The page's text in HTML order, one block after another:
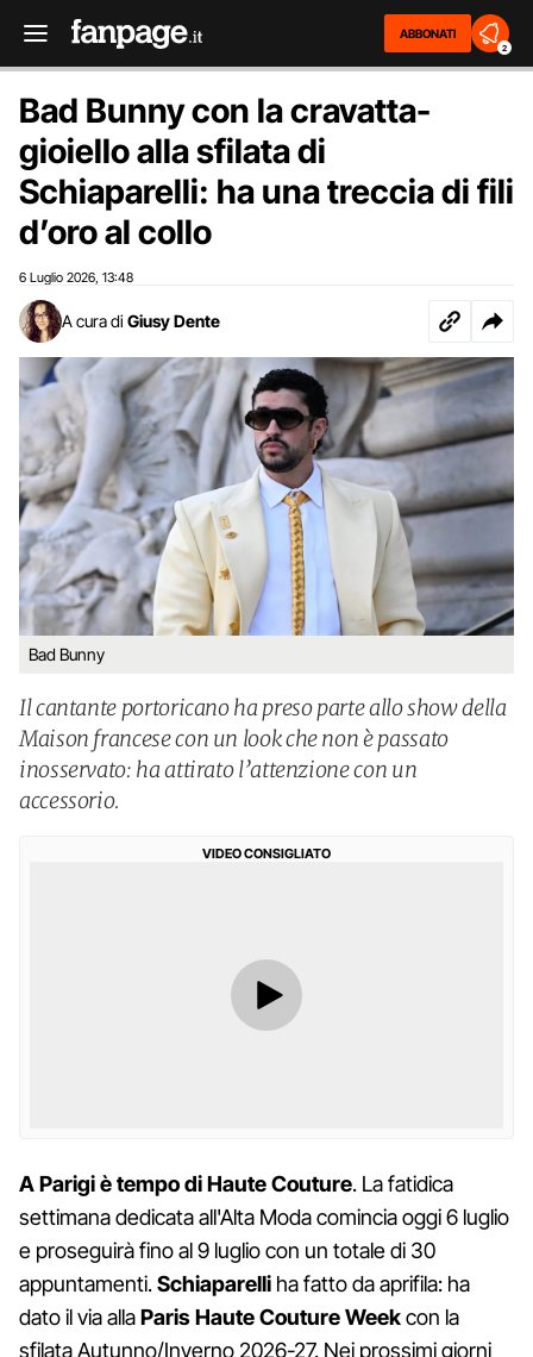
ABBONATI
2
Bad Bunny con la cravatta-
gioiello alla sfilata di
Schiaparelli: ha una treccia di fili
d’oro al collo
6 Luglio 2026 13:48
A cura di Giusy Dente
Bad Bunny
Il cantante portoricano ha preso parte allo show della
Maison francese con un look che non è passato
inosservato: ha attirato l’attenzione con un
accessorio.
VIDEO CONSIGLIATO
A Parigi è tempo di Haute Couture. La fatidica
settimana dedicata all'Alta Moda comincia oggi 6 luglio
e proseguirà fino al 9 luglio con un totale di 30
appuntamenti.Schiaparelli ha fatto da aprifila: ha
dato il via allaParis Haute Couture Weekcon la
sfilata Autunno/Inverno 2026-27. Nei prossimi giorni